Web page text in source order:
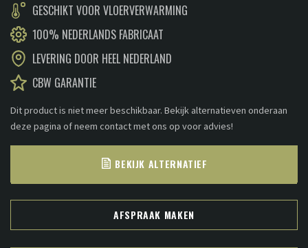
GESCHIKT VOOR VLOERVERWARMING
100% NEDERLANDS FABRICAAT
LEVERING DOOR HEEL NEDERLAND
CBW GARANTIE
Dit product is niet meer beschikbaar. Bekijk alternatieven onderaan
deze pagina of neem contact met ons op voor advies!
BEKIJK ALTERNATIEF
AFSPRAAK MAKEN